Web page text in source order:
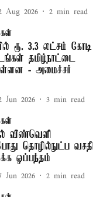
Aug 2026 2 min read
ரூ. 3.3 லட்சம் கோடி
தமிழ்நாட்டை
- அமைச்சர்
Jun 2026 3 min read
விண்வெளி
தொழில்நுட்ப வசதி
ஒப்பந்தம்
Jun 2026 2 min read